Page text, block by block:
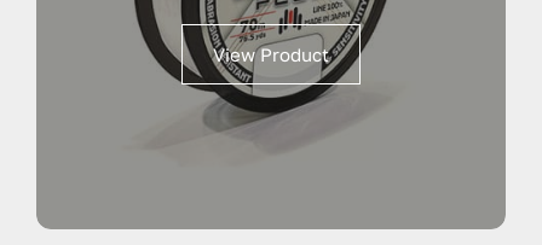
prezzo:
da
View Product